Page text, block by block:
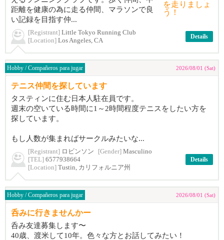
距離を健康の為に走る仲間、マラソンで良
い記録を目指す仲...
[Registrant] Little Tokyo Running Club
[Location] Los Angeles, CA
Details
Hobby / Compañeros para jugar 2026/08/01 (Sat)
テニス仲間を探しています
タスティンに住む日本人駐在員です。
週末の空いている時間に1～2時間程度テニスをしたい方を
探しています。
もし人数が集まればサークルみたいな...
[Registrant] ロビンソン [Gender] Masculino
[TEL] 6577938664
[Location] Tustin, カリフォルニア州
Details
Hobby / Compañeros para jugar 2026/08/01 (Sat)
呑みに行きませんかー
呑み友達募集します〜
40歳、渡米して10年。色々な方とお話してみたい！